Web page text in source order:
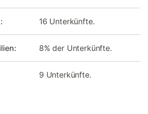
16 Unterkünfte.
8% der Unterkünfte.
9 Unterkünfte.